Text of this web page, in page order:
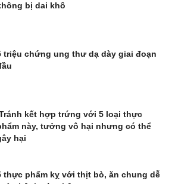
bị dai khô
triệu chứng ung thư dạ dày giai đoạn
kết hợp trứng với 5 loại thực
này, tưởng vô hại nhưng có thể
hại
thực phẩm kỵ với thịt bò, ăn chung dễ